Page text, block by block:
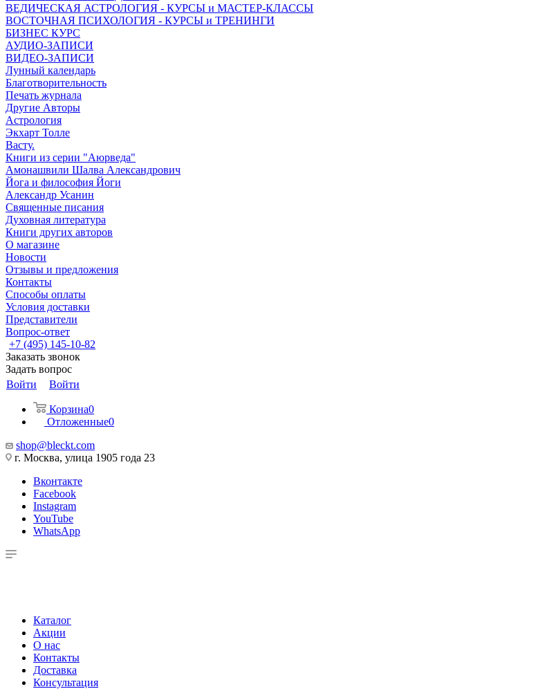
ВЕДИЧЕСКАЯ АСТРОЛОГИЯ - КУРСЫ и МАСТЕР-КЛАССЫ
ВОСТОЧНАЯ ПСИХОЛОГИЯ - КУРСЫ и ТРЕНИНГИ
БИЗНЕС КУРС
АУДИО-ЗАПИСИ
ВИДЕО-ЗАПИСИ
Лунный календарь
Благотворительность
Печать журнала
Другие Aвторы
Астрология
Экхарт Толле
Васту.
Книги из серии "Аюрведа"
Амонашвили Шалва Александрович
Йога и философия Йоги
Александр Усанин
Священные писания
Духовная литература
Книги других авторов
О магазине
Новости
Отзывы и предложения
Контакты
Способы оплаты
Условия доставки
Представители
Вопрос-ответ
+7 (495) 145-10-82
Заказать звонок
Задать вопрос
Войти
Войти
Корзина0
Отложенные0
shop@bleckt.com
г. Москва, улица 1905 года 23
Вконтакте
Facebook
Instagram
YouTube
WhatsApp
Каталог
Акции
О нас
Контакты
Доставка
Консультация